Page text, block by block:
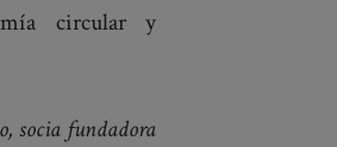
circular y
socia fundadora